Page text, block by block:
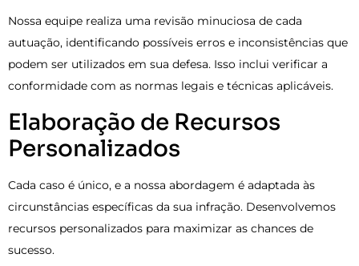
Nossa equipe realiza uma revisão minuciosa de cada
autuação, identificando possíveis erros e inconsistências que
podem ser utilizados em sua defesa. Isso inclui verificar a
conformidade com as normas legais e técnicas aplicáveis.
Elaboração de Recursos
Personalizados
Cada caso é único, e a nossa abordagem é adaptada às
circunstâncias específicas da sua infração. Desenvolvemos
recursos personalizados para maximizar as chances de
sucesso.